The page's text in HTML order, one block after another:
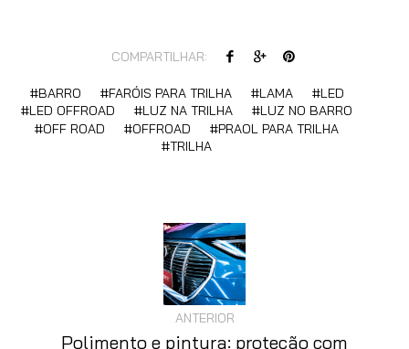
COMPARTILHAR:
BARRO FARÓIS PARA TRILHA LAMA
LED
LED OFFROAD
LUZ NA TRILHA
LUZ NO BARRO
OFF ROAD
OFFROAD
PRAOL PARA TRILHA
TRILHA
ANTERIOR
Polimento e pintura: proteção com